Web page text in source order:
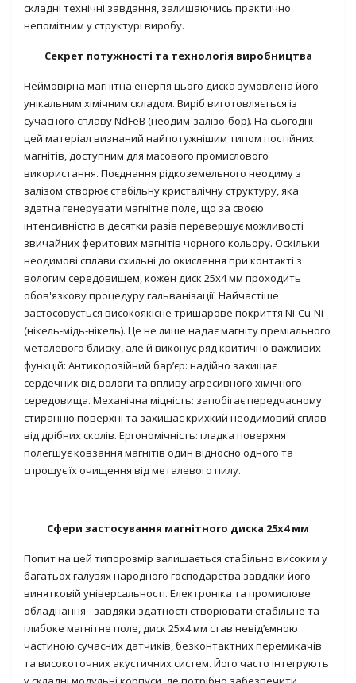
складні технічні завдання, залишаючись практично
непомітним у структурі виробу.
Секрет потужності та технологія виробництва
Неймовірна магнітна енергія цього диска зумовлена його
унікальним хімічним складом. Виріб виготовляється із
сучасного сплавуNdFeB (неодим-залізо-бор). На сьогодні
цей матеріал визнаний найпотужнішим типом постійних
магнітів, доступним для масового промислового
використання. Поєднання рідкоземельного неодиму з
залізом створює стабільну кристалічну структуру, яка
здатна генерувати магнітне поле, що за своєю
інтенсивністю в десятки разів перевершує можливості
звичайних феритових магнітів чорного кольору. Оскільки
неодимові сплави схильні до окислення при контакті з
вологим середовищем, кожен диск 25х4 мм проходить
обов'язкову процедуру гальванізації. Найчастіше
застосовується високоякісне тришарове покриття Ni-Cu-Ni
(нікель-мідь-нікель). Це не лише надає магніту преміального
металевого блиску, але й виконує ряд критично важливих
функцій: Антикорозійний бар’єр: надійно захищає
сердечник від вологи та впливу агресивного хімічного
середовища. Механічна міцність: запобігає передчасному
стиранню поверхні та захищає крихкий неодимовий сплав
від дрібних сколів. Ергономічність: гладка поверхня
полегшує ковзання магнітів один відносно одного та
спрощує їх очищення від металевого пилу.
Сфери застосування магнітного диска 25х4 мм
Попит на цей типорозмір залишається стабільно високим у
багатьох галузях народного господарства завдяки його
винятковій універсальності. Електроніка та промислове
обладнання - завдяки здатності створювати стабільне та
глибоке магнітне поле, диск 25х4 мм став невід’ємною
частиною сучасних датчиків, безконтактних перемикачів
та високоточних акустичних систем. Його часто інтегрують